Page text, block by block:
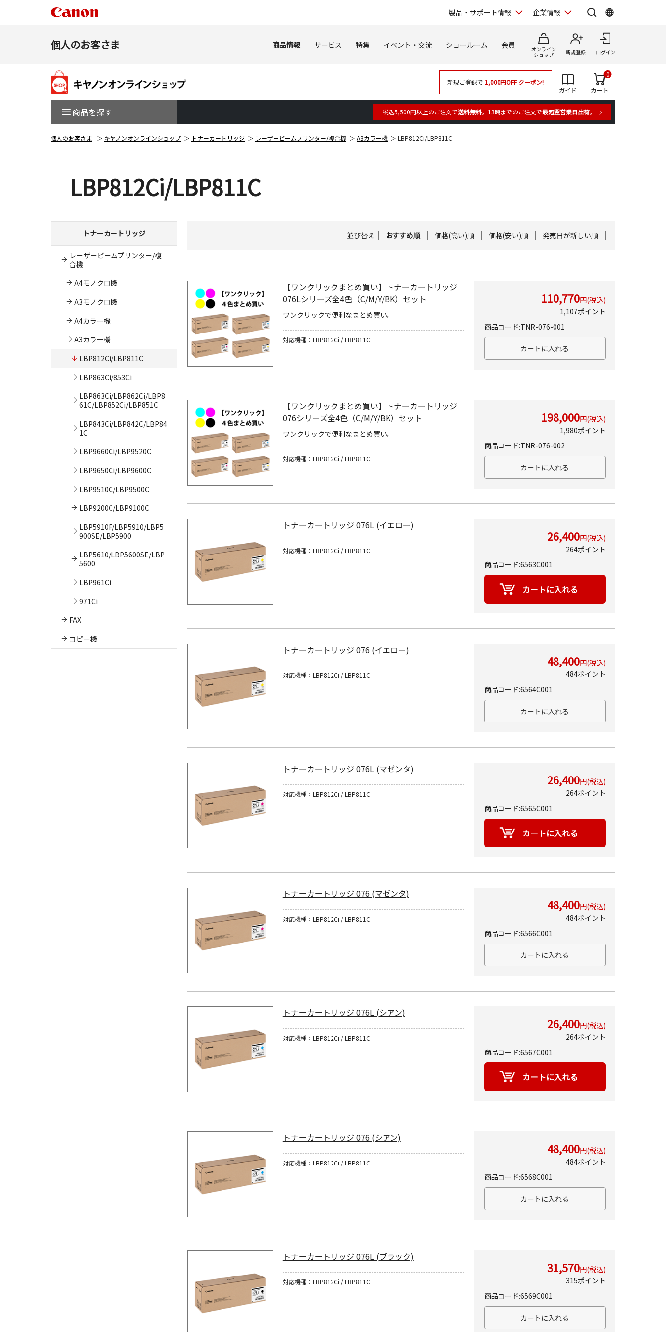
製品・サポート情報 企業情報
個人のお客さま 商品情報 サービス 特集 イベント・交流 ショールーム 会員
オンライン
ショップ
新規登録 ログイン
商品を探す
新規ご登録で 1,000円OFFクーポン!
ガイド
カート
0
税込5,500円以上のご注文で送料無料。13時までのご注文で最短翌営業日出荷。
個人のお客さま キヤノンオンラインショップ トナーカートリッジ レーザービームプリンター/複合機 A3カラー機 LBP812Ci/LBP811C
LBP812Ci/LBP811C
トナーカートリッジ
レーザービームプリンター/複
合機
A4モノクロ機
A3モノクロ機
A4カラー機
A3カラー機
LBP812Ci/LBP811C
LBP863Ci/853Ci
LBP863Ci/LBP862Ci/LBP8
61C/LBP852Ci/LBP851C
LBP843Ci/LBP842C/LBP84
1C
LBP9660Ci/LBP9520C
LBP9650Ci/LBP9600C
LBP9510C/LBP9500C
LBP9200C/LBP9100C
LBP5910F/LBP5910/LBP5
900SE/LBP5900
LBP5610/LBP5600SE/LBP
5600
LBP961Ci
971Ci
FAX
コピー機
並び替え おすすめ順 価格(高い)順 価格(安い)順 発売日が新しい順
【ワンクリックまとめ買い】トナーカートリッジ
076Lシリーズ全4色（C/M/Y/BK）セット
ワンクリックで便利なまとめ買い。
対応機種：LBP812Ci / LBP811C
110,770円(税込)
1,107ポイント
商品コード:TNR-076-001
【ワンクリックまとめ買い】トナーカートリッジ
076シリーズ全4色（C/M/Y/BK）セット
ワンクリックで便利なまとめ買い。
対応機種：LBP812Ci / LBP811C
198,000円(税込)
1,980ポイント
商品コード:TNR-076-002
トナーカートリッジ 076L (イエロー)
対応機種：LBP812Ci / LBP811C
26,400円(税込)
264ポイント
商品コード:6563C001
トナーカートリッジ 076 (イエロー)
対応機種：LBP812Ci / LBP811C
48,400円(税込)
484ポイント
商品コード:6564C001
トナーカートリッジ 076L (マゼンタ)
対応機種：LBP812Ci / LBP811C
26,400円(税込)
264ポイント
商品コード:6565C001
トナーカートリッジ 076 (マゼンタ)
対応機種：LBP812Ci / LBP811C
48,400円(税込)
484ポイント
商品コード:6566C001
トナーカートリッジ 076L (シアン)
対応機種：LBP812Ci / LBP811C
26,400円(税込)
264ポイント
商品コード:6567C001
トナーカートリッジ 076 (シアン)
対応機種：LBP812Ci / LBP811C
48,400円(税込)
484ポイント
商品コード:6568C001
トナーカートリッジ 076L (ブラック)
対応機種：LBP812Ci / LBP811C
31,570円(税込)
315ポイント
商品コード:6569C001